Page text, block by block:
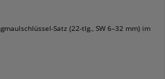
Satz (22-tlg., SW 6–32 mm) im